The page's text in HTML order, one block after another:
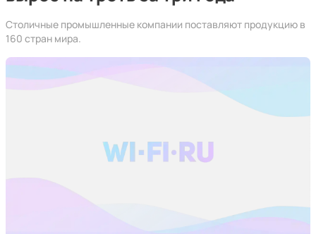
Столичные промышленные компании поставляют продукцию в
160 стран мира.